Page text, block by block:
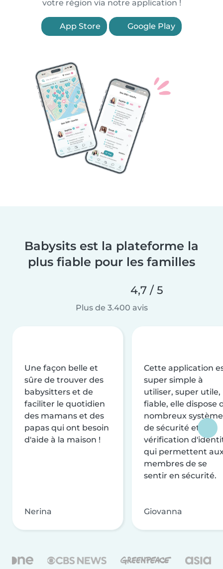
votre région via notre application !
App Store Google Play
Babysits est la plateforme la
plus fiable pour les familles
4,7 / 5
Plus de 3.400 avis
Une façon belle et
sûre de trouver des
babysitters et de
faciliter le quotidien
des mamans et des
papas qui ont besoin
d'aide à la maison !
Nerina
Cette application
super simple à
utiliser, super utile,
fiable, elle dispose
nombreux
de sécurité et de
vérification
qui permettent
membres de se
sentir en sécurité.
Giovanna